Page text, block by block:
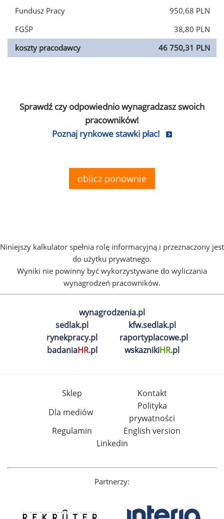
Fundusz Pracy
950,68 PLN
FGŚP
38,80 PLN
koszty pracodawcy
46 750,31 PLN
Sprawdź czy odpowiednio wynagradzasz swoich
pracowników!
Poznaj rynkowe stawki płac!
oblicz ponownie
Niniejszy kalkulator spełnia rolę informacyjną i przeznaczony jest
do użytku prywatnego.
Wyniki nie powinny być wykorzystywane do wyliczania
wynagrodzeń pracowników.
wynagrodzenia.pl
sedlak.pl
kfw.sedlak.pl
rynekpracy.pl
raportyplacowe.pl
badaniaHR.pl wskaznikiHR.pl
Sklep
Kontakt
Dla mediów
Polityka
prywatności
Regulamin
English version
Linkedin
Partnerzy: